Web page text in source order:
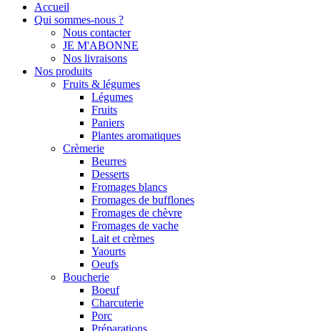
Accueil
Qui sommes-nous ?
Nous contacter
JE M'ABONNE
Nos livraisons
Nos produits
Fruits & légumes
Légumes
Fruits
Paniers
Plantes aromatiques
Crèmerie
Beurres
Desserts
Fromages blancs
Fromages de bufflones
Fromages de chèvre
Fromages de vache
Lait et crèmes
Yaourts
Oeufs
Boucherie
Boeuf
Charcuterie
Porc
Préparations